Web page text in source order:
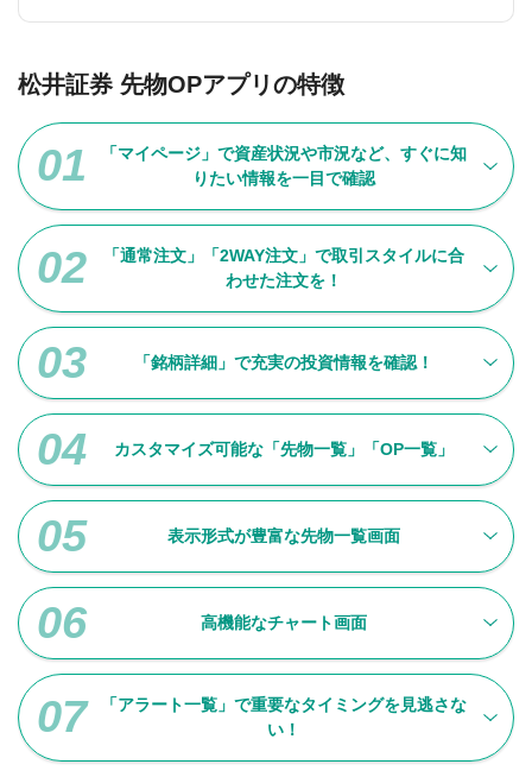
松井証券 先物OPアプリの特徴
「マイページ」で資産状況や市況など、すぐに知
りたい情報を一目で確認
「通常注文」「2WAY注文」で取引スタイルに合
わせた注文を！
「銘柄詳細」で充実の投資情報を確認！
カスタマイズ可能な「先物一覧」「OP一覧」
表示形式が豊富な先物一覧画面
高機能なチャート画面
「アラート一覧」で重要なタイミングを見逃さな
い！